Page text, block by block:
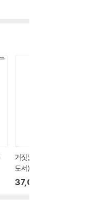
거짓말 구분법 (큰글자
도서)
37,000